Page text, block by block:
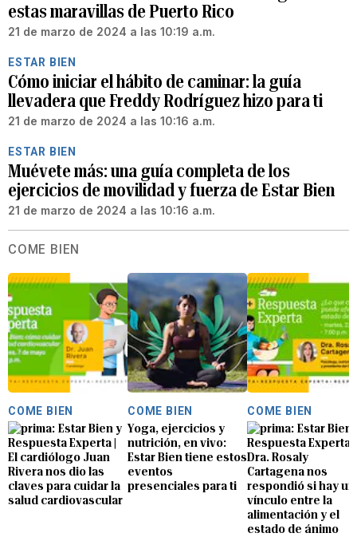
estas maravillas de Puerto Rico
21 de marzo de 2024 a las 10:19 a.m.
ESTAR BIEN
Cómo iniciar el hábito de caminar: la guía
llevadera que Freddy Rodríguez hizo para ti
21 de marzo de 2024 a las 10:16 a.m.
ESTAR BIEN
Muévete más: una guía completa de los
ejercicios de movilidad y fuerza de Estar Bien
21 de marzo de 2024 a las 10:16 a.m.
COME BIEN
COME BIEN
Estar Bien y
Respuesta Experta |
El cardiólogo Juan
Rivera nos dio las
claves para cuidar la
salud cardiovascular
COME BIEN
Yoga, ejercicios y
nutrición, en vivo:
Estar Bien tiene estos
eventos
presenciales para ti
COME BIEN
Estar Bien
Respuesta Experta:
Dra. Rosaly
Cartagena nos
respondió si hay un
vínculo entre la
alimentación y el
estado de ánimo